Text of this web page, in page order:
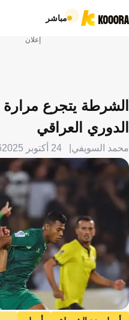
مباشر
إعلان
الشرطة يتجرع مرارة
الدوري العراقي
محمد السويفي 24 أكتوبر 2025